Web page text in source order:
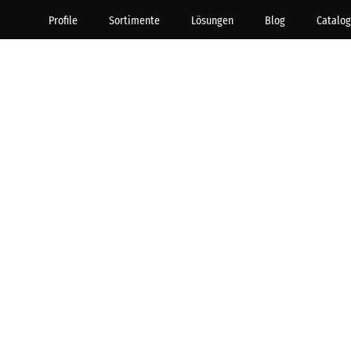
Profile Sortimente Lösungen Blog